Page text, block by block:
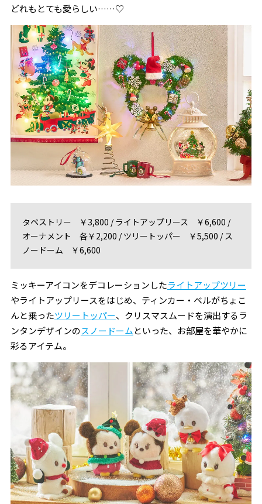
どれもとても愛らしい……♡
タペストリー ￥3,800 / ライトアップリース ￥6,600 /
オーナメント 各￥2,200 / ツリートッパー ￥5,500 / ス
ノードーム ￥6,600
ミッキーアイコンをデコレーションしたライトアップツリー
やライトアップリースをはじめ、ティンカー・ベルがちょこ
んと乗ったツリートッパー、クリスマスムードを演出するラ
ンタンデザインのスノードームといった、お部屋を華やかに
彩るアイテム。